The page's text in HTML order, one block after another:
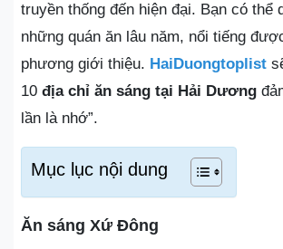
truyền thống đến hiện đại. Bạn có thể
những quán ăn lâu năm, nổi tiếng
phương giới thiệu. HaiDuongtoplist
10 địa chỉ ăn sáng tại Hải Dương
lần là nhớ”.
Mục lục nội dung
Ăn sáng Xứ Đông